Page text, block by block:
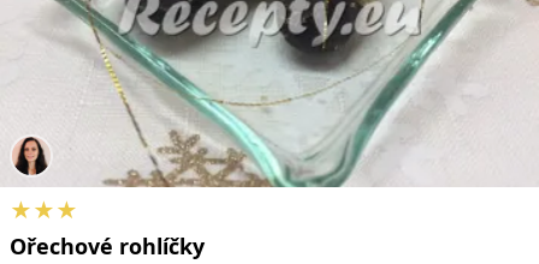
★★★
Ořechové rohlíčky